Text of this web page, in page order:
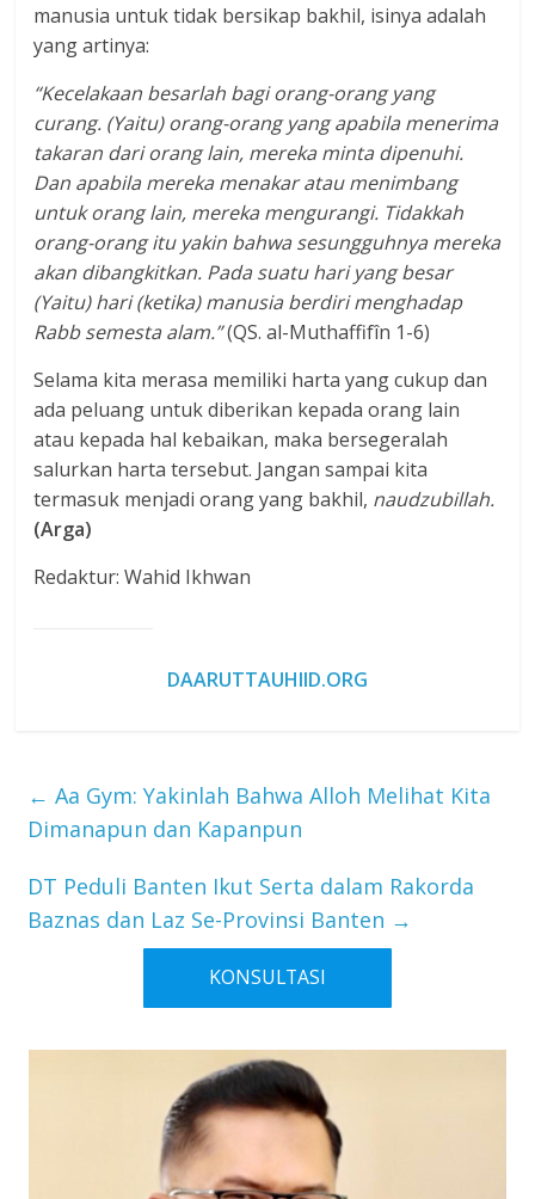
manusia untuk tidak bersikap bakhil, isinya adalah
yang artinya:
“Kecelakaan besarlah bagi orang-orang yang
curang. (Yaitu) orang-orang yang apabila menerima
takaran dari orang lain, mereka minta dipenuhi.
Dan apabila mereka menakar atau menimbang
untuk orang lain, mereka mengurangi. Tidakkah
orang-orang itu yakin bahwa sesungguhnya mereka
akan dibangkitkan. Pada suatu hari yang besar
(Yaitu) hari (ketika) manusia berdiri menghadap
Rabb semesta alam.”(QS. al-Muthaffifîn 1-6)
Selama kita merasa memiliki harta yang cukup dan
ada peluang untuk diberikan kepada orang lain
atau kepada hal kebaikan, maka bersegeralah
salurkan harta tersebut. Jangan sampai kita
termasuk menjadi orang yang bakhil, naudzubillah.
(Arga)
Redaktur: Wahid Ikhwan
DAARUTTAUHIID.ORG
← Aa Gym: Yakinlah Bahwa Alloh Melihat Kita
Dimanapun dan Kapanpun
DT Peduli Banten Ikut Serta dalam Rakorda
Baznas dan Laz Se-Provinsi Banten →
KONSULTASI